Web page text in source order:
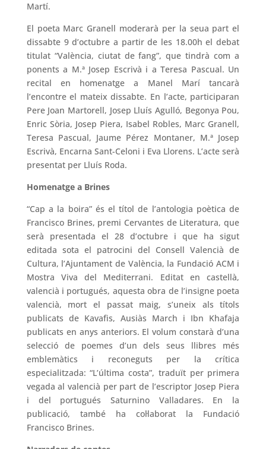
Martí.
El poeta Marc Granell moderarà per la seua part el
dissabte 9 d’octubre a partir de les 18.00h el debat
titulat “València, ciutat de fang”, que tindrà com a
ponents a M.ª Josep Escrivà i a Teresa Pascual. Un
recital en homenatge a Manel Marí tancarà
l’encontre el mateix dissabte. En l’acte, participaran
Pere Joan Martorell, Josep Lluís Agulló, Begonya Pou,
Enric Sòria, Josep Piera, Isabel Robles, Marc Granell,
Teresa Pascual, Jaume Pérez Montaner, M.ª Josep
Escrivà, Encarna Sant-Celoni i Eva Llorens. L’acte serà
presentat per Lluís Roda.
Homenatge a Brines
“Cap a la boira” és el títol de l’antologia poètica de
Francisco Brines, premi Cervantes de Literatura, que
serà presentada el 28 d’octubre i que ha sigut
editada sota el patrocini del Consell Valencià de
Cultura, l’Ajuntament de València, la Fundació ACM i
Mostra Viva del Mediterrani. Editat en castellà,
valencià i portugués, aquesta obra de l’insigne poeta
valencià, mort el passat maig, s’uneix als títols
publicats de Kavafis, Ausiàs March i Ibn Khafaja
publicats en anys anteriors. El volum constarà d’una
selecció de poemes d’un dels seus llibres més
emblemàtics i reconeguts per la crítica
especialitzada: “L’última costa”, traduït per primera
vegada al valencià per part de l’escriptor Josep Piera
i del portugués Saturnino Valladares. En la
publicació, també ha col·laborat la Fundació
Francisco Brines.